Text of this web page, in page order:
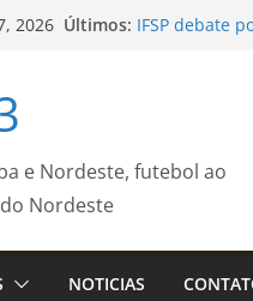
2026 Últimos: IFSP debate
Rio –
Voepass
e Nordeste, futebol ao
Nordeste
NOTICIAS